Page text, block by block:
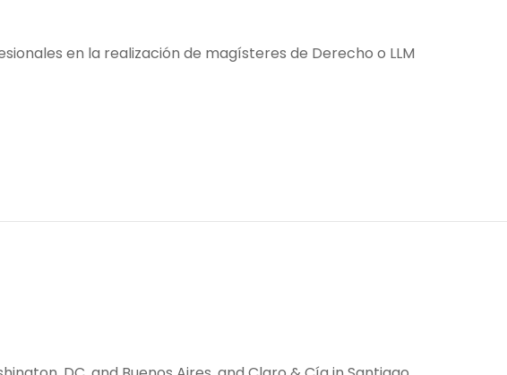
en la realización de magísteres de Derecho o LLM